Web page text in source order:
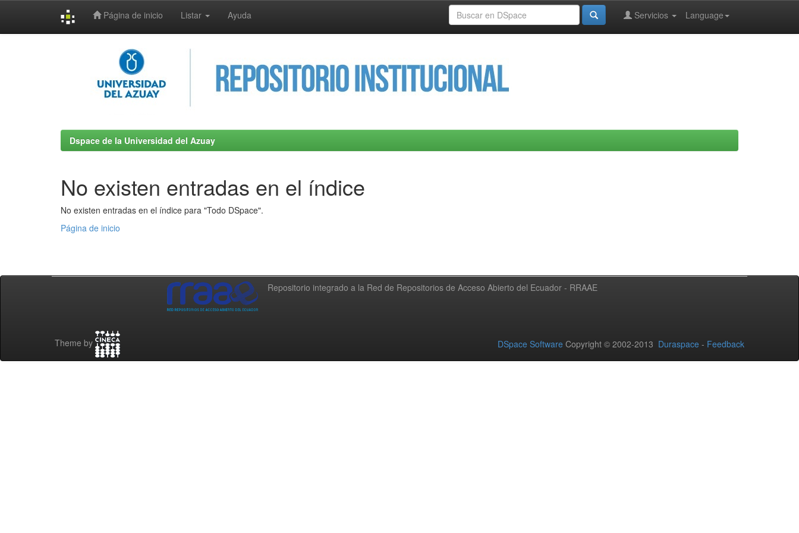
Página de inicio Listar Ayuda Language
Servicios
Dspace de la Universidad del Azuay
No existen entradas en el índice
No existen entradas en el índice para "Todo DSpace".
Página de inicio
Repositorio integrado a la Red de Repositorios de Acceso Abierto del Ecuador - RRAAE
Theme by DSpace Software Copyright © 2002-2013 Duraspace - Feedback